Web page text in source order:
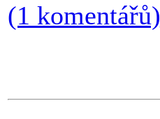
(1 komentářů)